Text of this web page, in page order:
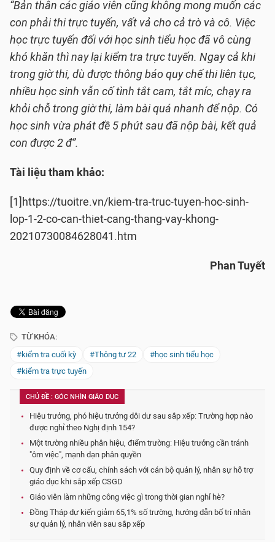
“Bản thân các giáo viên cũng không mong muốn các
con phải thi trực tuyến, vất vả cho cả trò và cô. Việc
học trực tuyến đối với học sinh tiểu học đã vô cùng
khó khăn thì nay lại kiểm tra trực tuyến. Ngay cả khi
trong giờ thi, dù được thông báo quy chế thi liên tục,
nhiều học sinh vẫn cố tình tắt cam, tắt míc, chạy ra
khỏi chỗ trong giờ thi, làm bài quá nhanh để nộp. Có
học sinh vừa phát đề 5 phút sau đã nộp bài, kết quả
con được 2 đ”.
Tài liệu tham khảo:
[1]https://tuoitre.vn/kiem-tra-truc-tuyen-hoc-sinh-
lop-1-2-co-can-thiet-cang-thang-vay-khong-
20210730084628041.htm
Phan Tuyết
TỪ KHÓA:
#kiểm tra cuối kỳ
#Thông tư 22
#học sinh tiểu học
#kiểm tra trực tuyến
CHỦ ĐỀ : GÓC NHÌN GIÁO DỤC
Hiệu trưởng, phó hiệu trưởng dôi dư sau sắp xếp: Trường hợp nào
được nghỉ theo Nghị định 154?
Một trường nhiều phân hiệu, điểm trường: Hiệu trưởng cần tránh
"ôm việc", mạnh dạn phân quyền
Quy định về cơ cấu, chính sách với cán bộ quản lý, nhân sự hỗ trợ
giáo dục khi sắp xếp CSGD
Giáo viên làm những công việc gì trong thời gian nghỉ hè?
Đồng Tháp dự kiến giảm 65,1% số trường, hướng dẫn bố trí nhân
sự quản lý, nhân viên sau sắp xếp